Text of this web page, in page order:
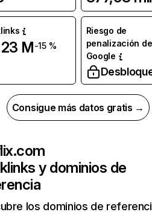
M-15 %
Riesgo de
penalización de
Google
Consigue más datos gratis →
y dominios de
los dominios de